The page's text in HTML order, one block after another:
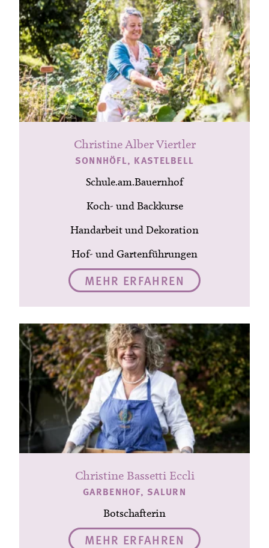
Christine Alber Viertler
SONNHÖFL, KASTELBELL
Schule.am.Bauernhof
Koch- und Backkurse
Handarbeit und Dekoration
Hof- und Gartenführungen
MEHR ERFAHREN
Christine Bassetti Eccli
GARBENHOF, SALURN
Botschafterin
MEHR ERFAHREN